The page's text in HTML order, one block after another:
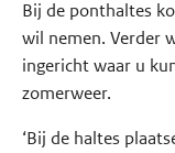
Bij de ponthaltes
wil nemen. Verder
ingericht waar u
zomerweer.
‘Bij de haltes